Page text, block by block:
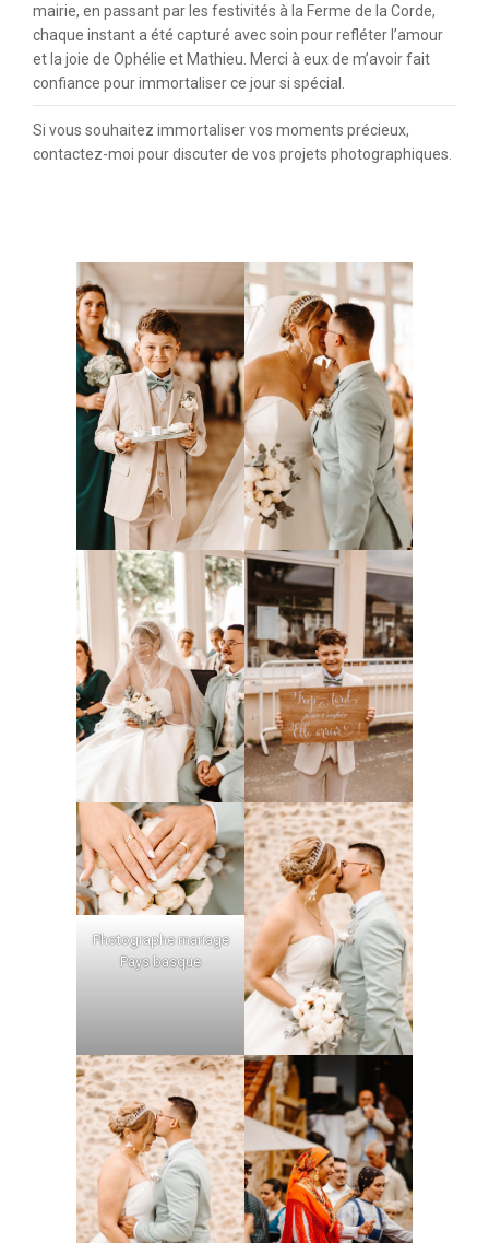
mairie, en passant par les festivités à la Ferme de la Corde,
chaque instant a été capturé avec soin pour refléter l’amour
et la joie de Ophélie et Mathieu. Merci à eux de m’avoir fait
confiance pour immortaliser ce jour si spécial.
Si vous souhaitez immortaliser vos moments précieux,
contactez-moi pour discuter de vos projets photographiques.
Photographe mariage
Pays basque